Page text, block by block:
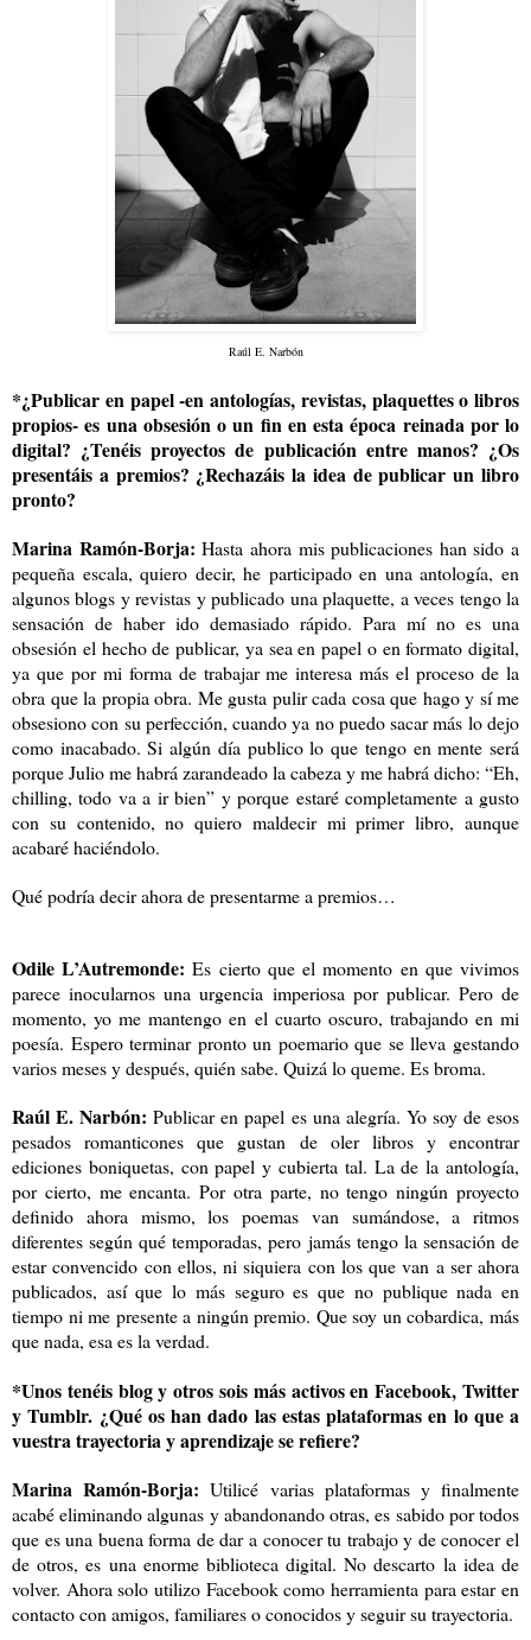
Raúl E. Narbón
*¿Publicar en papel -en antologías, revistas, plaquettes o libros
propios- es una obsesión o un fin en esta época reinada por lo
digital? ¿Tenéis proyectos de publicación entre manos? ¿Os
presentáis a premios? ¿Rechazáis la idea de publicar un libro
pronto?
Marina Ramón-Borja: Hasta ahora mis publicaciones han sido a
pequeña escala, quiero decir, he participado en una antología, en
algunos blogs y revistas y publicado una plaquette, a veces tengo la
sensación de haber ido demasiado rápido. Para mí no es una
obsesión el hecho de publicar, ya sea en papel o en formato digital,
ya que por mi forma de trabajar me interesa más el proceso de la
obra que la propia obra. Me gusta pulir cada cosa que hago y sí me
obsesiono con su perfección, cuando ya no puedo sacar más lo dejo
como inacabado. Si algún día publico lo que tengo en mente será
porque Julio me habrá zarandeado la cabeza y me habrá dicho: “Eh,
chilling, todo va a ir bien” y porque estaré completamente a gusto
con su contenido, no quiero maldecir mi primer libro, aunque
acabaré haciéndolo.
Qué podría decir ahora de presentarme a premios…
Odile L’Autremonde: Es cierto que el momento en que vivimos
parece inocularnos una urgencia imperiosa por publicar. Pero de
momento, yo me mantengo en el cuarto oscuro, trabajando en mi
poesía. Espero terminar pronto un poemario que se lleva gestando
varios meses y después, quién sabe. Quizá lo queme. Es broma.
Raúl E. Narbón: Publicar en papel es una alegría. Yo soy de esos
pesados romanticones que gustan de oler libros y encontrar
ediciones boniquetas, con papel y cubierta tal. La de la antología,
por cierto, me encanta. Por otra parte, no tengo ningún proyecto
definido ahora mismo, los poemas van sumándose, a ritmos
diferentes según qué temporadas, pero jamás tengo la sensación de
estar convencido con ellos, ni siquiera con los que van a ser ahora
publicados, así que lo más seguro es que no publique nada en
tiempo ni me presente a ningún premio. Que soy un cobardica, más
que nada, esa es la verdad.
*Unos tenéis blog y otros sois más activos en Facebook, Twitter
y Tumblr. ¿Qué os han dado las estas plataformas en lo que a
vuestra trayectoria y aprendizaje se refiere?
Marina Ramón-Borja: Utilicé varias plataformas y finalmente
acabé eliminando algunas y abandonando otras, es sabido por todos
que es una buena forma de dar a conocer tu trabajo y de conocer el
de otros, es una enorme biblioteca digital. No descarto la idea de
volver. Ahora solo utilizo Facebook como herramienta para estar en
contacto con amigos, familiares o conocidos y seguir su trayectoria.